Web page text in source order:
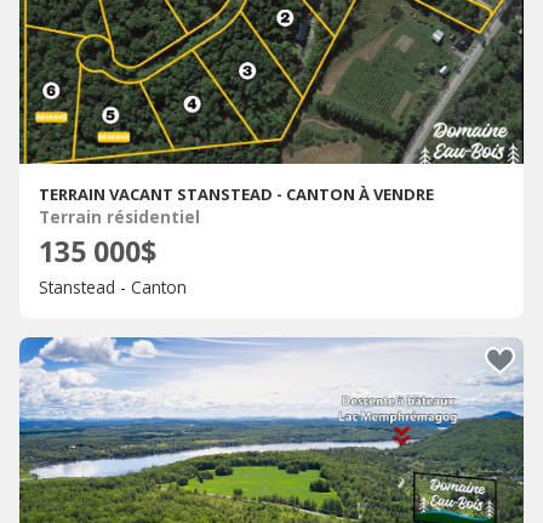
TERRAIN VACANT STANSTEAD - CANTON À VENDRE
Terrain résidentiel
135 000$
Stanstead - Canton